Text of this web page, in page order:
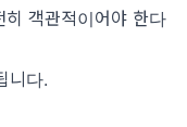
객관적이어야 한다
니다.